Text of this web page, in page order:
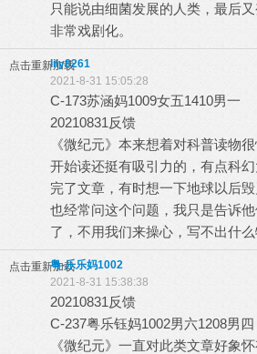
只能说由细菌发展的人类，最后
非常戏剧化。
点击重新加载
lily8261
2021-8-31 15:05:28
C-173苏涵妈1009女五1410男一
20210831反馈
《微纪元》本来想着对科普读物
开始读还挺有吸引力的，有点科
完了文章，有时想一下地球以后
也经常问这个问题，我只是告诉
了，不用我们来操心，写不出什么
点击重新加载粤-乐乐妈1002
2021-8-31 15:38:38
20210831反馈
C-237粤乐钰妈1002男六1208男四
《微纪元》一直对此类文章好象